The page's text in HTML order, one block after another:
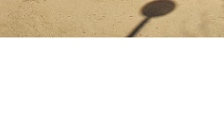
la salida del trail: